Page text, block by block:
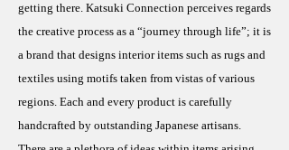
getting there. Katsuki Connection perceives regards
the creative process as a “journey through life”; it is
a brand that designs interior items such as rugs and
textiles using motifs taken from vistas of various
regions. Each and every product is carefully
handcrafted by outstanding Japanese artisans.